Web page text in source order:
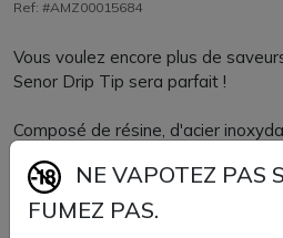
Ref: #AMZ00015684
Vous voulez encore plus de
Senor Drip Tip sera parfait !
Composé de résine, d'acier
vapeur sera idéalement adapté à
forme est resserrée pour une
NE VAPOTEZ PAS
FUMEZ PAS.